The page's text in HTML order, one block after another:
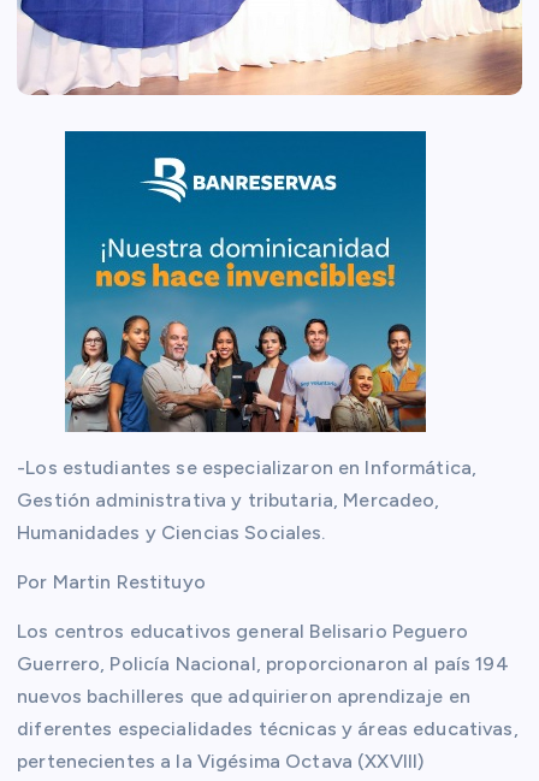
-Los estudiantes se especializaron en Informática,
Gestión administrativa y tributaria, Mercadeo,
Humanidades y Ciencias Sociales.
Por Martin Restituyo
Los centros educativos general Belisario Peguero
Guerrero, Policía Nacional, proporcionaron al país 194
nuevos bachilleres que adquirieron aprendizaje en
diferentes especialidades técnicas y áreas educativas,
pertenecientes a la Vigésima Octava (XXVIII)